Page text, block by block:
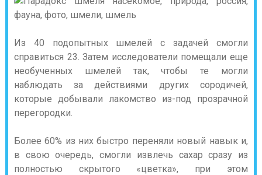
Из 40 подопытных шмелей с задачей смогли
справиться 23. Затем исследователи помещали еще
необученных шмелей так, чтобы те могли
наблюдать за действиями других сородичей,
которые добывали лакомство из-под прозрачной
перегородки.
Более 60% из них быстро переняли новый навык и,
в свою очередь, смогли извлечь сахар сразу из
полностью скрытого «цветка», при этом